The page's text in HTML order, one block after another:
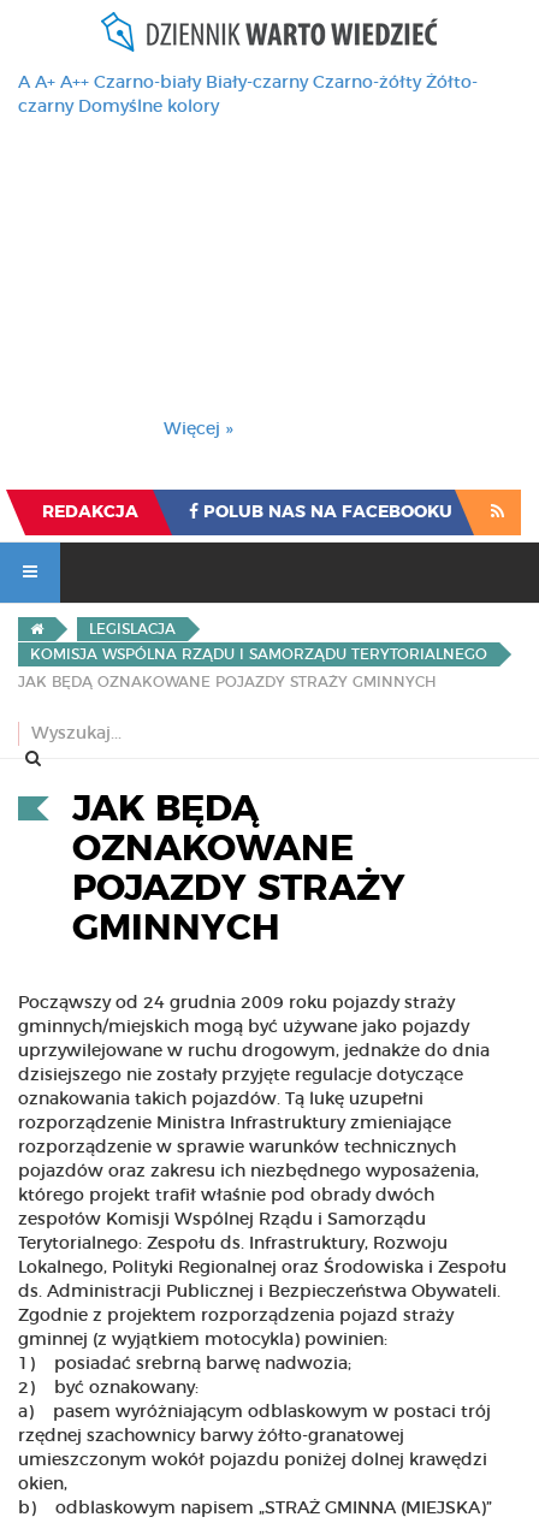
A A+ A++ Czarno-biały Biały-czarny Czarno-żółty Żółto-
czarny Domyślne kolory
Więcej »
REDAKCJA POLUB NAS NA FACEBOOKU
LEGISLACJA
KOMISJA WSPÓLNA RZĄDU I SAMORZĄDU TERYTORIALNEGO
JAK BĘDĄ OZNAKOWANE POJAZDY STRAŻY GMINNYCH
JAK BĘDĄ
OZNAKOWANE
POJAZDY STRAŻY
GMINNYCH
Począwszy od 24 grudnia 2009 roku pojazdy straży
gminnych/miejskich mogą być używane jako pojazdy
uprzywilejowane w ruchu drogowym, jednakże do dnia
dzisiejszego nie zostały przyjęte regulacje dotyczące
oznakowania takich pojazdów. Tą lukę uzupełni
rozporządzenie Ministra Infrastruktury zmieniające
rozporządzenie w sprawie warunków technicznych
pojazdów oraz zakresu ich niezbędnego wyposażenia,
którego projekt trafił właśnie pod obrady dwóch
zespołów Komisji Wspólnej Rządu i Samorządu
Terytorialnego: Zespołu ds. Infrastruktury, Rozwoju
Lokalnego, Polityki Regionalnej oraz Środowiska i Zespołu
ds. Administracji Publicznej i Bezpieczeństwa Obywateli.
Zgodnie z projektem rozporządzenia pojazd straży
gminnej (z wyjątkiem motocykla) powinien:
1) posiadać srebrną barwę nadwozia;
2) być oznakowany:
a) pasem wyróżniającym odblaskowym w postaci trój
rzędnej szachownicy barwy żółto-granatowej
umieszczonym wokół pojazdu poniżej dolnej krawędzi
okien,
b) odblaskowym napisem „STRAŻ GMINNA (MIEJSKA)”